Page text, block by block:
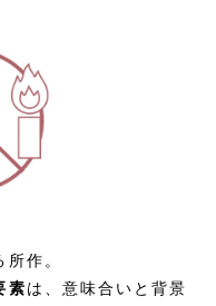
作。
素は、意味合いと背景